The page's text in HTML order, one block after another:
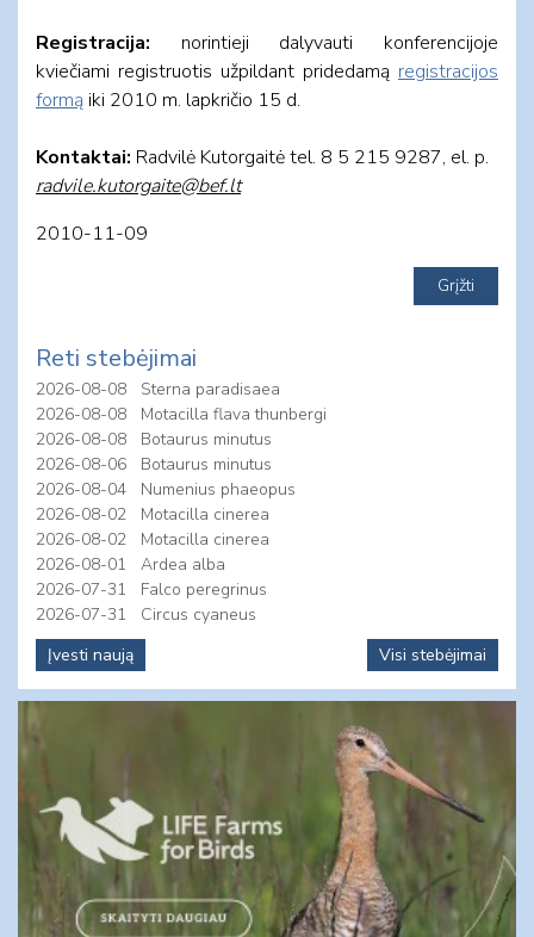
Registracija: norintieji dalyvauti konferencijoje
kviečiami registruotis užpildant pridedamą registracijos
formą iki 2010 m. lapkričio 15 d.
Kontaktai: Radvilė Kutorgaitė tel. 8 5 215 9287, el. p.
radvile.kutorgaite@bef.lt
2010-11-09
Reti stebėjimai
2026-08-08
Sterna paradisaea
2026-08-08
Motacilla flava thunbergi
2026-08-08
Botaurus minutus
2026-08-06
Botaurus minutus
2026-08-04
Numenius phaeopus
2026-08-02
Motacilla cinerea
2026-08-02
Motacilla cinerea
2026-08-01
Ardea alba
2026-07-31
Falco peregrinus
2026-07-31
Circus cyaneus
Įvesti naują
Visi stebėjimai